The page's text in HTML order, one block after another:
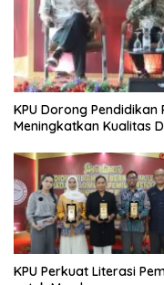
KPU Dorong
Meningkatkan Kualitas
KPU Perkuat Literasi